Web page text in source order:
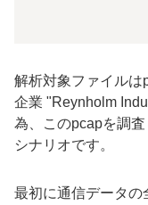
解析対象ファイルは
企業 "Reynholm
為、このpcapを調
シナリオです。
最初に通信データの